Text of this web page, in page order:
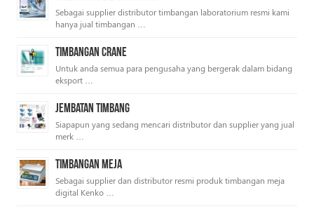
Sebagai supplier distributor timbangan laboratorium resmi kami
hanya jual timbangan …
Timbangan Crane
Untuk anda semua para pengusaha yang bergerak dalam bidang
eksport …
Jembatan Timbang
Siapapun yang sedang mencari distributor dan supplier yang jual
merk …
Timbangan Meja
Sebagai supplier dan distributor resmi produk timbangan meja
digital Kenko …